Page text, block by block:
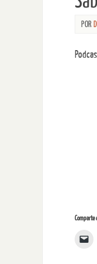
POR
Comparte